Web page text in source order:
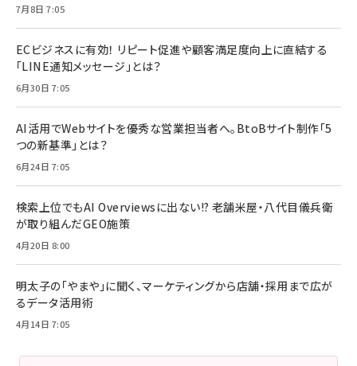
7月8日 7:05
ECビジネスに有効！ リピート促進や顧客満足度向上に直結する
「LINE通知メッセージ」とは？
6月30日 7:05
AI活用でWebサイトを優秀な営業担当者へ。BtoBサイト制作「5
つの新基準」とは？
6月24日 7:05
検索上位でもAI Overviewsに出ない!? 老舗米屋・八代目儀兵衛
が取り組んだGEO施策
4月20日 8:00
明太子の「やまや」に聞く、マーケティングから店舗・採用まで広が
るデータ活用術
4月14日 7:05